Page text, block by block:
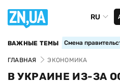
RU
ВАЖНЫЕ ТЕМЫ Смена
ГЛАВНАЯ ЭКОНОМИКА
В УКРАИНЕ ИЗ-ЗА